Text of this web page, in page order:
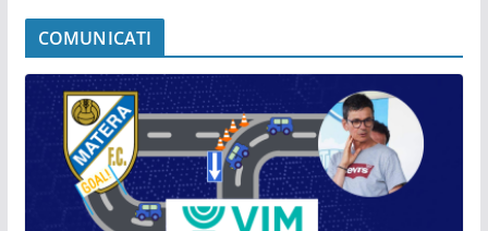
COMUNICATI